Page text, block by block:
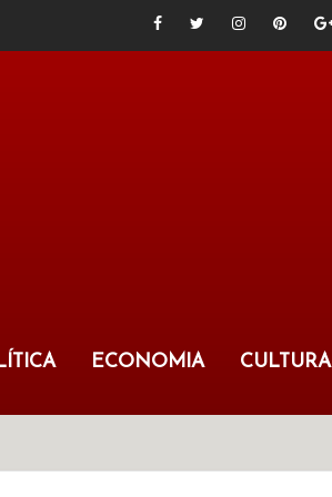
ECONOMIA CULTURA